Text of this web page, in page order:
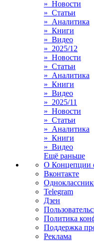
» Новости
» Статьи
» Аналитика
» Книги
» Видео
» 2025/12
» Новости
» Статьи
» Аналитика
» Книги
» Видео
» 2025/11
» Новости
» Статьи
» Аналитика
» Книги
» Видео
Ещё раньше
О Концепции
Вконтакте
Telegram
Дзен
Политика
Поддержка
Реклама